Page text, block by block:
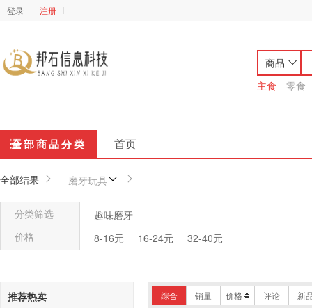
登录 注册
商品
主食
零食
全部商品分类 首页
全部结果 磨牙玩具
分类筛选
趣味磨牙
价格
8-16元 16-24元 32-40元
推荐热卖 综合 销量 价格 评论 新